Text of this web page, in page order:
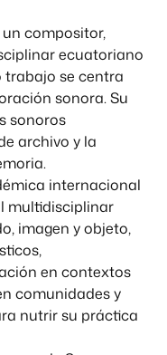
un compositor,
ecuatoriano
trabajo se centra
sonora. Su
sonoros
archivo y la
internacional
multidisciplinar
imagen y objeto,
en contextos
comunidades y
nutrir su práctica